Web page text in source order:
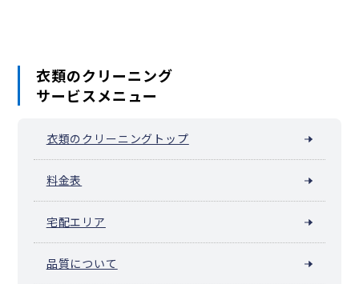
衣類のクリーニング
サービスメニュー
衣類のクリーニングトップ
料金表
宅配エリア
品質について